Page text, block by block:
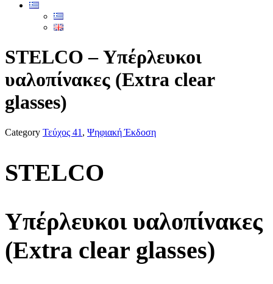
STELCO – Υπέρλευκοι
υαλοπίνακες (Extra clear
glasses)
Category Τεύχος 41 , Ψηφιακή Έκδοση
STELCO
Υπέρλευκοι υαλοπίνακες
(Extra clear glasses)